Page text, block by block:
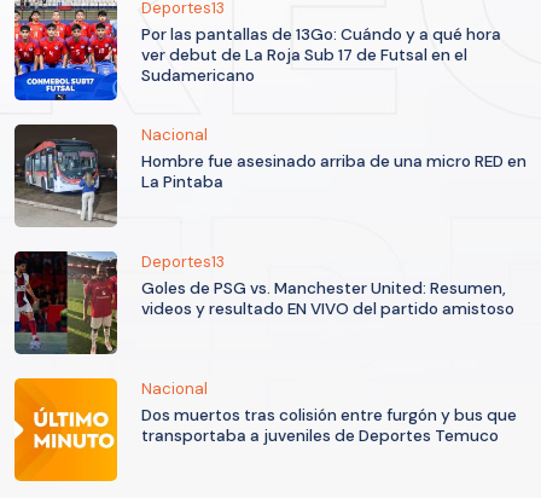
Deportes13
Por las pantallas de 13Go: Cuándo y a qué hora
ver debut de La Roja Sub 17 de Futsal en el
Sudamericano
Nacional
Hombre fue asesinado arriba de una micro RED en
La Pintaba
Deportes13
Goles de PSG vs. Manchester United: Resumen,
videos y resultado EN VIVO del partido amistoso
Nacional
Dos muertos tras colisión entre furgón y bus que
transportaba a juveniles de Deportes Temuco